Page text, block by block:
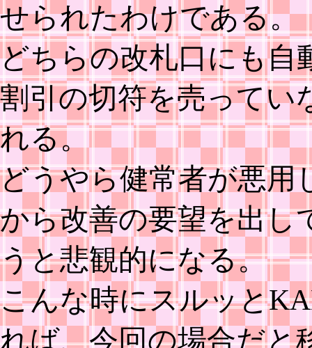
せられたわけである。
どちらの改札口にも自
割引の切符を売ってい
れる。
どうやら健常者が悪用
から改善の要望を出し
うと悲観的になる。
こんな時にスルッと
れば、今回の場合だと